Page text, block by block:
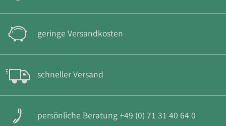
geringe Versandkosten
schneller Versand
persönliche Beratung +49 (0) 71 31 40 64 0